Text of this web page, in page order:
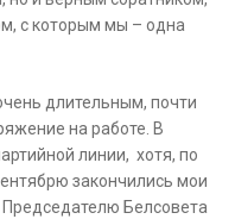
с которым мы – одна
длительным, почти
на работе. В
линии, хотя, по
закончились мои
Белсовета